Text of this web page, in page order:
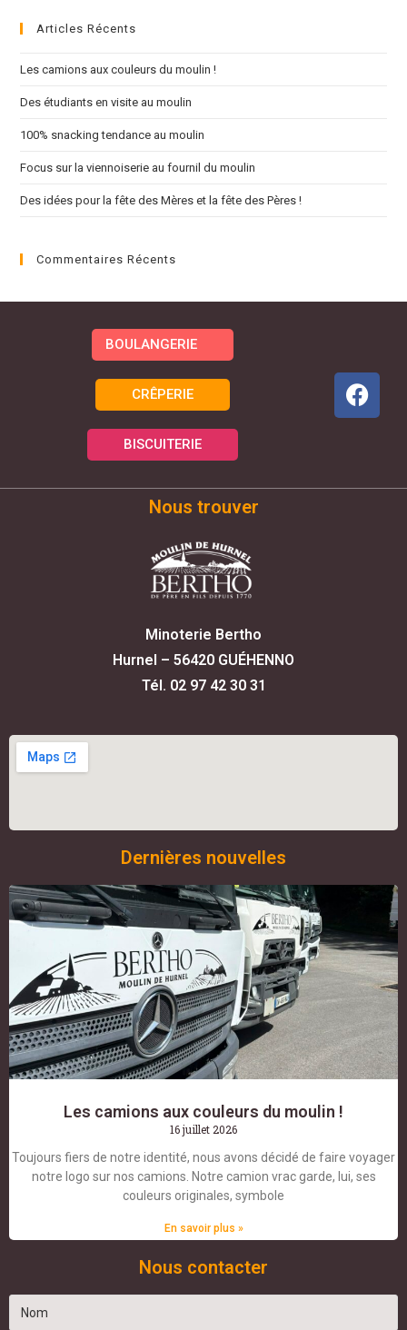
Articles Récents
Les camions aux couleurs du moulin !
Des étudiants en visite au moulin
100% snacking tendance au moulin
Focus sur la viennoiserie au fournil du moulin
Des idées pour la fête des Mères et la fête des Pères !
Commentaires Récents
BOULANGERIE
CRÊPERIE
BISCUITERIE
Nous trouver
Minoterie Bertho
Hurnel – 56420 GUÉHENNO
Tél. 02 97 42 30 31
Dernières nouvelles
Les camions aux couleurs du moulin !
16 juillet 2026
Toujours fiers de notre identité, nous avons décidé de faire voyager
notre logo sur nos camions. Notre camion vrac garde, lui, ses
couleurs originales, symbole
En savoir plus »
Nous contacter